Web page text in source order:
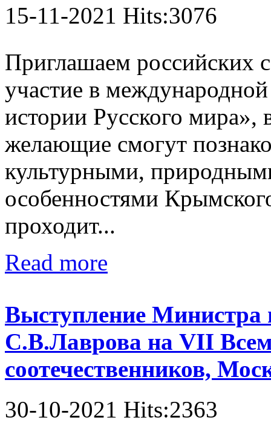
15-11-2021 Hits:3076
Приглашаем российских
участие в
истории Русского мира»,
желающие смогут
культурными,
особенностями
проходит...
Read more
Выступление Министра
С.В.Лаврова на VII
соотечественников,
30-10-2021 Hits:2363